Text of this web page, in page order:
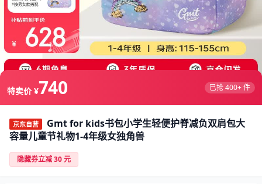
特卖价 ¥740 已抢 400+ 件
京东自营
Gmt for kids书包小学生轻便护脊减负双肩包大
容量儿童节礼物1-4年级女独角兽
隐藏券立减 30 元